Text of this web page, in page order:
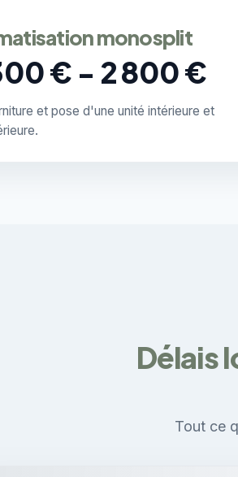
monosplit
€ - 2 800 €
et pose d'une unité intérieure et
Délais
Tout ce